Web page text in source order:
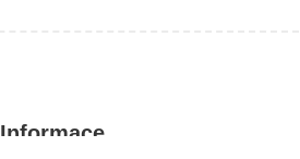
Informace